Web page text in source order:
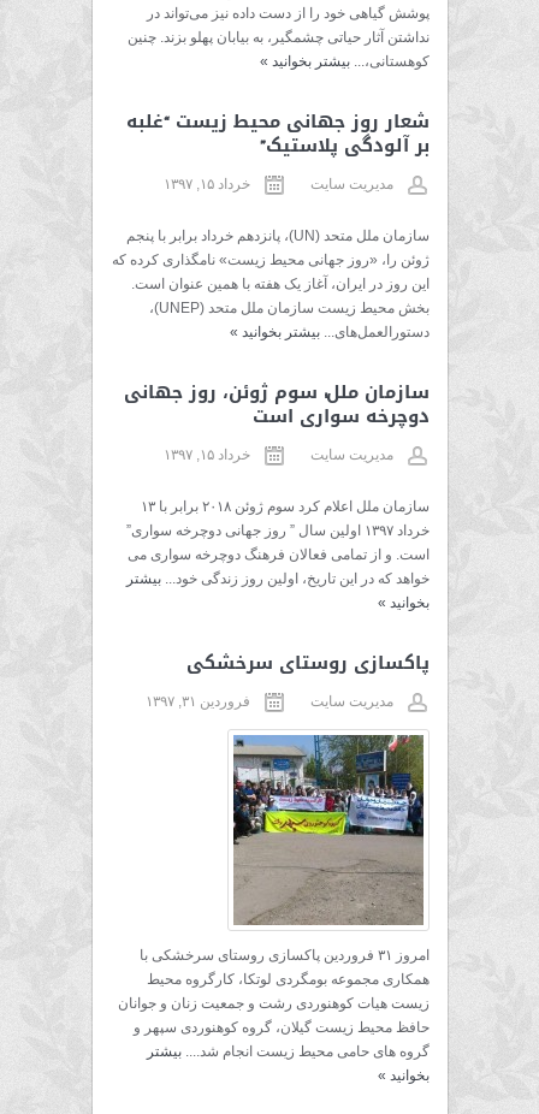
پوشش گیاهی خود را از دست داده نیز می‌تواند در
نداشتن آثار حیاتی چشمگیر، به بیابان پهلو بزند. چنین
کوهستانی،...بیشتر بخوانید »
شعار روز جهانی محیط زیست “غلبه
بر آلودگی پلاستیک”
مدیریت سایت خرداد ۱۵, ۱۳۹۷
سازمان ملل متحد (UN)، پانزدهم خرداد برابر با پنجم
ژوئن را، «روز جهانی محیط زیست» نامگذاری کرده که
این روز در ایران، آغاز یک هفته با همین عنوان است.
بخش محیط ‌زیست سازمان ملل متحد (UNEP)،
دستورالعمل‌های...بیشتر بخوانید »
سازمان ملل: سوم ژوئن، روز جهانی
دوچرخه سواری است
مدیریت سایت خرداد ۱۵, ۱۳۹۷
سازمان ملل اعلام کرد سوم ژوئن ۲۰۱۸ برابر با ۱۳
خرداد ۱۳۹۷ اولین سال ” روز جهانی دوچرخه سواری”
است. و از تمامی فعالان فرهنگ دوچرخه سواری می
خواهد که در این تاریخ، اولین روز زندگی خود...بیشتر
بخوانید »
پاکسازی روستای سرخشکی
مدیریت سایت فروردین ۳۱, ۱۳۹۷
امروز ۳۱ فروردین پاکسازی روستای سرخشکی با
همکاری مجموعه بومگردی لوتکا، کارگروه محیط
زیست هیات کوهنوردی رشت و جمعیت زنان و جوانان
حافظ محیط زیست گیلان، گروه کوهنوردی سپهر و
گروه های حامی محیط زیست انجام شد....بیشتر
بخوانید »